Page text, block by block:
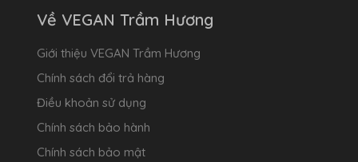
Về VEGAN Trầm Hương
Giới thiệu VEGAN Trầm Hương
Chính sách đổi trả hàng
Điều khoản sử dụng
Chính sách bảo hành
Chính sách bảo mật